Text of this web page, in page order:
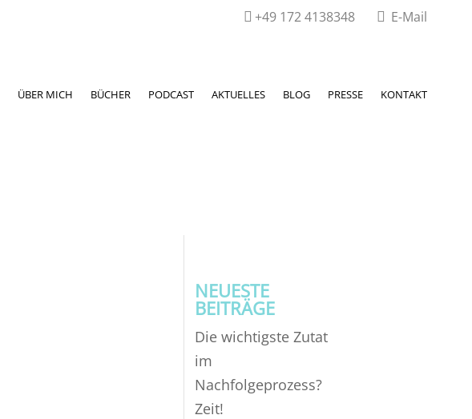
 +49 172 4138348  E-Mail
ÜBER MICH BÜCHER PODCAST AKTUELLES BLOG PRESSE KONTAKT
NEUESTE
BEITRÄGE
Die wichtigste Zutat
im
Nachfolgeprozess?
Zeit!